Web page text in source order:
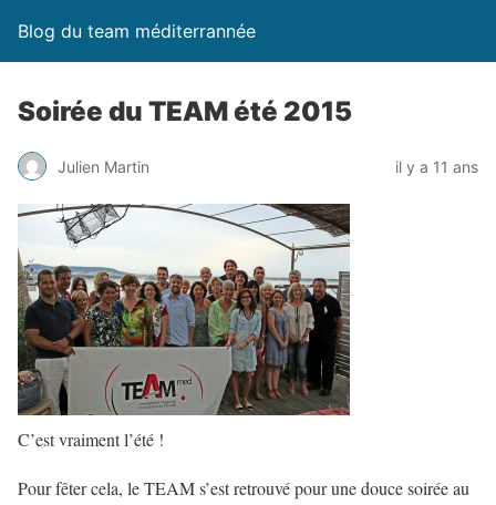
Blog du team méditerrannée
Soirée du TEAM été 2015
Julien Martin il y a 11 ans
C’est vraiment l’été !
Pour fêter cela, le TEAM s’est retrouvé pour une douce soirée au